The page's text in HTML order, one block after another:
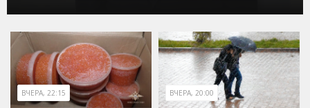
ВЧЕРА, 22:15 ВЧЕРА, 20:00